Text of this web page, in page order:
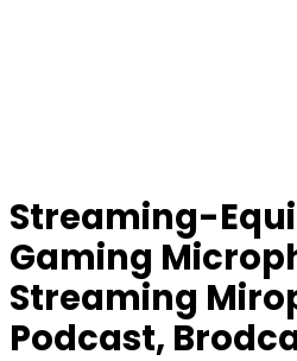
Streaming-
Gaming
Streaming
Podcast,